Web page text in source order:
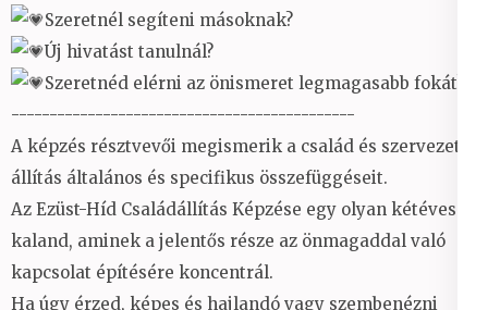
Szeretnél segíteni másoknak?
Új hivatást tanulnál?
Szeretnéd elérni az önismeret legmagasabb fokát?
---------------------------------------------
A képzés résztvevői megismerik a család és szervezet
állítás általános és specifikus összefüggéseit.
Az Ezüst-Híd Családállítás Képzése egy olyan kétéves
kaland, aminek a jelentős része az önmagaddal való
kapcsolat építésére koncentrál.
Ha úgy érzed, képes és hajlandó vagy szembenézni